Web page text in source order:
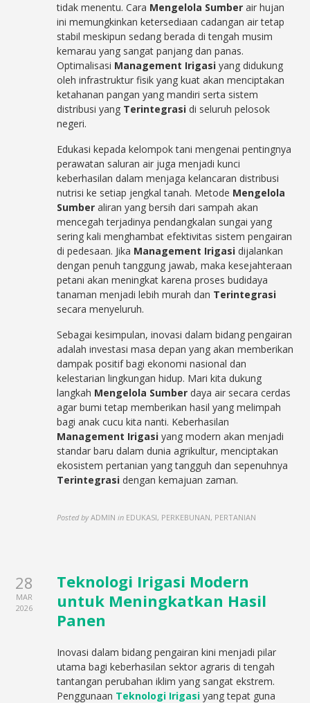
tidak menentu. Cara Mengelola Sumber air hujan
ini memungkinkan ketersediaan cadangan air tetap
stabil meskipun sedang berada di tengah musim
kemarau yang sangat panjang dan panas.
Optimalisasi Management Irigasi yang didukung
oleh infrastruktur fisik yang kuat akan menciptakan
ketahanan pangan yang mandiri serta sistem
distribusi yang Terintegrasi di seluruh pelosok
negeri.
Edukasi kepada kelompok tani mengenai pentingnya
perawatan saluran air juga menjadi kunci
keberhasilan dalam menjaga kelancaran distribusi
nutrisi ke setiap jengkal tanah. Metode Mengelola
Sumber aliran yang bersih dari sampah akan
mencegah terjadinya pendangkalan sungai yang
sering kali menghambat efektivitas sistem pengairan
di pedesaan. Jika Management Irigasi dijalankan
dengan penuh tanggung jawab, maka kesejahteraan
petani akan meningkat karena proses budidaya
tanaman menjadi lebih murah dan Terintegrasi
secara menyeluruh.
Sebagai kesimpulan, inovasi dalam bidang pengairan
adalah investasi masa depan yang akan memberikan
dampak positif bagi ekonomi nasional dan
kelestarian lingkungan hidup. Mari kita dukung
langkah Mengelola Sumber daya air secara cerdas
agar bumi tetap memberikan hasil yang melimpah
bagi anak cucu kita nanti. Keberhasilan
Management Irigasi yang modern akan menjadi
standar baru dalam dunia agrikultur, menciptakan
ekosistem pertanian yang tangguh dan sepenuhnya
Terintegrasi dengan kemajuan zaman.
Posted by ADMIN in EDUKASI, PERKEBUNAN, PERTANIAN
28
MAR
2026
Teknologi Irigasi Modern
untuk Meningkatkan Hasil
Panen
Inovasi dalam bidang pengairan kini menjadi pilar
utama bagi keberhasilan sektor agraris di tengah
tantangan perubahan iklim yang sangat ekstrem.
Penggunaan Teknologi Irigasi yang tepat guna